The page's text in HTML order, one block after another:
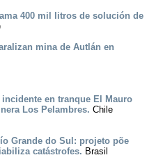
400 mil litros de solución de
mina de Autlán en
en tranque El Mauro
Los Pelambres. Chile
Grande do Sul: projeto põe
catástrofes. Brasil